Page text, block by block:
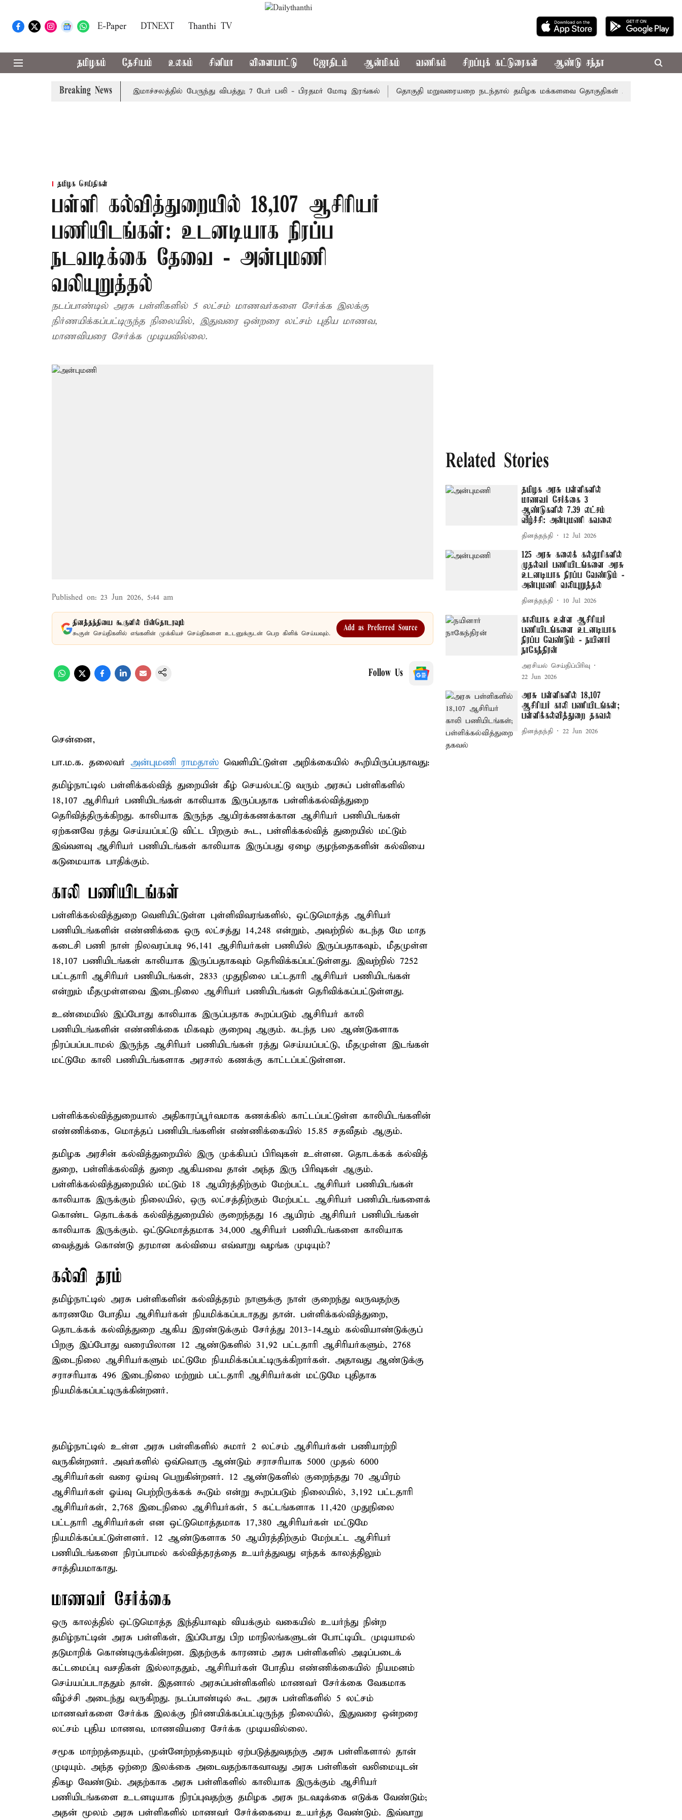
E-Paper DTNEXT Thanthi TV
தமிழகம் தேசியம் உலகம் சினிமா விளையாட்டு ஜோதிடம் ஆன்மிகம் வணிகம் சிறப்புக் கட்டுரைகள் ஆண்டு சந்தா
Breaking News
தற்காலிகமாக நிறுத்தம் இமாச்சலத்தில் பேருந்து விபத்து; 7 பேர் பலி - பிரதமர் மோடி இரங்கல் தொகுதி மறுவரையறை நடந்தால் தமிழக மக்களவை தொகுதிகள் 59 ஆக உயரும்:
தமிழக செய்திகள்
பள்ளி கல்வித்துறையில் 18,107 ஆசிரியர்
பணியிடங்கள்: உடனடியாக நிரப்ப
நடவடிக்கை தேவை - அன்புமணி
வலியுறுத்தல்
நடப்பாண்டில் அரசு பள்ளிகளில் 5 லட்சம் மாணவர்களை சேர்க்க இலக்கு
நிர்ணயிக்கப்பட்டிருந்த நிலையில், இதுவரை ஒன்றரை லட்சம் புதிய மாணவ,
மாணவியரை சேர்க்க முடியவில்லை.
Published on: 23 Jun 2026, 5:44 am
தினத்தந்தியை கூகுளில் பின்தொடரவும்
கூகுள் செய்திகளில் எங்களின் முக்கியச் செய்திகளை உடனுக்குடன் பெற கிளிக் செய்யவும்.
Add as Preferred Source
Follow Us
சென்னை,
பா.ம.க. தலைவர் அன்புமணி ராமதாஸ் வெளியிட்டுள்ள அறிக்கையில் கூறியிருப்பதாவது:
தமிழ்நாட்டில் பள்ளிக்கல்வித் துறையின் கீழ் செயல்பட்டு வரும் அரசுப் பள்ளிகளில்
18,107 ஆசிரியர் பணியிடங்கள் காலியாக இருப்பதாக பள்ளிக்கல்வித்துறை
தெரிவித்திருக்கிறது. காலியாக இருந்த ஆயிரக்கணக்கான ஆசிரியர் பணியிடங்கள்
ஏற்கனவே ரத்து செய்யப்பட்டு விட்ட பிறகும் கூட, பள்ளிக்கல்வித் துறையில் மட்டும்
இவ்வளவு ஆசிரியர் பணியிடங்கள் காலியாக இருப்பது ஏழை குழந்தைகளின் கல்வியை
கடுமையாக பாதிக்கும்.
காலி பணியிடங்கள்
பள்ளிக்கல்வித்துறை வெளியிட்டுள்ள புள்ளிவிவரங்களில், ஒட்டுமொத்த ஆசிரியர்
பணியிடங்களின் எண்ணிக்கை ஒரு லட்சத்து 14,248 என்றும், அவற்றில் கடந்த மே மாத
கடைசி பணி நாள் நிலவரப்படி 96,141 ஆசிரியர்கள் பணியில் இருப்பதாகவும், மீதமுள்ள
18,107 பணியிடங்கள் காலியாக இருப்பதாகவும் தெரிவிக்கப்பட்டுள்ளது. இவற்றில் 7252
பட்டதாரி ஆசிரியர் பணியிடங்கள், 2833 முதுநிலை பட்டதாரி ஆசிரியர் பணியிடங்கள்
என்றும் மீதமுள்ளவை இடைநிலை ஆசிரியர் பணியிடங்கள் தெரிவிக்கப்பட்டுள்ளது.
உண்மையில் இப்போது காலியாக இருப்பதாக கூறப்படும் ஆசிரியர் காலி
பணியிடங்களின் எண்ணிக்கை மிகவும் குறைவு ஆகும். கடந்த பல ஆண்டுகளாக
நிரப்பப்படாமல் இருந்த ஆசிரியர் பணியிடங்கள் ரத்து செய்யப்பட்டு, மீதமுள்ள இடங்கள்
மட்டுமே காலி பணியிடங்களாக அரசால் கணக்கு காட்டப்பட்டுள்ளன.
பள்ளிக்கல்வித்துறையால் அதிகாரப்பூர்வமாக கணக்கில் காட்டப்பட்டுள்ள காலியிடங்களின்
எண்ணிக்கை, மொத்தப் பணியிடங்களின் எண்ணிக்கையில் 15.85 சதவீதம் ஆகும்.
தமிழக அரசின் கல்வித்துறையில் இரு முக்கியப் பிரிவுகள் உள்ளன. தொடக்கக் கல்வித்
துறை, பள்ளிக்கல்வித் துறை ஆகியவை தான் அந்த இரு பிரிவுகள் ஆகும்.
பள்ளிக்கல்வித்துறையில் மட்டும் 18 ஆயிரத்திற்கும் மேற்பட்ட ஆசிரியர் பணியிடங்கள்
காலியாக இருக்கும் நிலையில், ஒரு லட்சத்திற்கும் மேற்பட்ட ஆசிரியர் பணியிடங்களைக்
கொண்ட தொடக்கக் கல்வித்துறையில் குறைந்தது 16 ஆயிரம் ஆசிரியர் பணியிடங்கள்
காலியாக இருக்கும். ஒட்டுமொத்தமாக 34,000 ஆசிரியர் பணியிடங்களை காலியாக
வைத்துக் கொண்டு தரமான கல்வியை எவ்வாறு வழங்க முடியும்?
கல்வி தரம்
தமிழ்நாட்டில் அரசு பள்ளிகளின் கல்வித்தரம் நாளுக்கு நாள் குறைந்து வருவதற்கு
காரணமே போதிய ஆசிரியர்கள் நியமிக்கப்படாதது தான். பள்ளிக்கல்வித்துறை,
தொடக்கக் கல்வித்துறை ஆகிய இரண்டுக்கும் சேர்த்து 2013-14ஆம் கல்வியாண்டுக்குப்
பிறகு இப்போது வரையிலான 12 ஆண்டுகளில் 31,92 பட்டதாரி ஆசிரியர்களும், 2768
இடைநிலை ஆசிரியர்களும் மட்டுமே நியமிக்கப்பட்டிருக்கிறார்கள். அதாவது ஆண்டுக்கு
சராசரியாக 496 இடைநிலை மற்றும் பட்டதாரி ஆசிரியர்கள் மட்டுமே புதிதாக
நியமிக்கப்பட்டிருக்கின்றனர்.
தமிழ்நாட்டில் உள்ள அரசு பள்ளிகளில் சுமார் 2 லட்சம் ஆசிரியர்கள் பணியாற்றி
வருகின்றனர். அவர்களில் ஒவ்வொரு ஆண்டும் சராசரியாக 5000 முதல் 6000
ஆசிரியர்கள் வரை ஓய்வு பெறுகின்றனர். 12 ஆண்டுகளில் குறைந்தது 70 ஆயிரம்
ஆசிரியர்கள் ஓய்வு பெற்றிருக்கக் கூடும் என்று கூறப்படும் நிலையில், 3,192 பட்டதாரி
ஆசிரியர்கள், 2,768 இடைநிலை ஆசிரியர்கள், 5 கட்டங்களாக 11,420 முதுநிலை
பட்டதாரி ஆசிரியர்கள் என ஒட்டுமொத்தமாக 17,380 ஆசிரியர்கள் மட்டுமே
நியமிக்கப்பட்டுள்ளனர். 12 ஆண்டுகளாக 50 ஆயிரத்திற்கும் மேற்பட்ட ஆசிரியர்
பணியிடங்களை நிரப்பாமல் கல்வித்தரத்தை உயர்த்துவது எந்தக் காலத்திலும்
சாத்தியமாகாது.
மாணவர் சேர்க்கை
ஒரு காலத்தில் ஒட்டுமொத்த இந்தியாவும் வியக்கும் வகையில் உயர்ந்து நின்ற
தமிழ்நாட்டின் அரசு பள்ளிகள், இப்போது பிற மாநிலங்களுடன் போட்டியிட முடியாமல்
தடுமாறிக் கொண்டிருக்கின்றன. இதற்குக் காரணம் அரசு பள்ளிகளில் அடிப்படைக்
கட்டமைப்பு வசதிகள் இல்லாததும், ஆசிரியர்கள் போதிய எண்ணிக்கையில் நியமனம்
செய்யப்படாததும் தான். இதனால் அரசுப்பள்ளிகளில் மாணவர் சேர்க்கை வேகமாக
வீழ்ச்சி அடைந்து வருகிறது. நடப்பாண்டில் கூட அரசு பள்ளிகளில் 5 லட்சம்
மாணவர்களை சேர்க்க இலக்கு நிர்ணயிக்கப்பட்டிருந்த நிலையில், இதுவரை ஒன்றரை
லட்சம் புதிய மாணவ, மாணவியரை சேர்க்க முடியவில்லை.
சமூக மாற்றத்தையும், முன்னேற்றத்தையும் ஏற்படுத்துவதற்கு அரசு பள்ளிகளால் தான்
முடியும். அந்த ஒற்றை இலக்கை அடைவதற்காகவாவது அரசு பள்ளிகள் வலிமையுடன்
திகழ வேண்டும். அதற்காக அரசு பள்ளிகளில் காலியாக இருக்கும் ஆசிரியர்
பணியிடங்களை உடனடியாக நிரப்புவதற்கு தமிழக அரசு நடவடிக்கை எடுக்க வேண்டும்;
அதன் மூலம் அரசு பள்ளிகளில் மாணவர் சேர்க்கையை உயர்த்த வேண்டும். இவ்வாறு
Related Stories
தமிழக அரசு பள்ளிகளில்
மாணவர் சேர்க்கை 3
ஆண்டுகளில் 7.39 லட்சம்
வீழ்ச்சி: அன்புமணி கவலை
தினத்தந்தி 12 Jul 2026
125 அரசு கலைக் கல்லூரிகளில்
முதல்வர் பணியிடங்களை அரசு
உடனடியாக நிரப்ப வேண்டும் -
அன்புமணி வலியுறுத்தல்
தினத்தந்தி 10 Jul 2026
காலியாக உள்ள ஆசிரியர்
பணியிடங்களை உடனடியாக
நிரப்ப வேண்டும் - நயினார்
நாகேந்திரன்
அரசியல் செய்திப்பிரிவு
22 Jun 2026
அரசு பள்ளிகளில் 18,107
ஆசிரியர் காலி பணியிடங்கள்;
பள்ளிக்கல்வித்துறை தகவல்
தினத்தந்தி 22 Jun 2026